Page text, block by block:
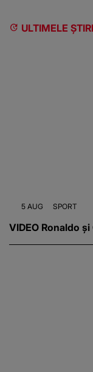
ULTIMELE ȘTIRI
5 AUG SPORT
VIDEO Ronaldo